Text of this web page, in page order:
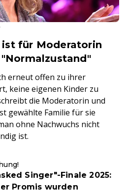
für Moderatorin
erneut offen zu ihrer
keine eigenen Kinder zu
die Moderatorin und
gewählte Familie für sie
ohne Nachwuchs nicht
ist.
Singer"-Finale 2025:
Promis wurden